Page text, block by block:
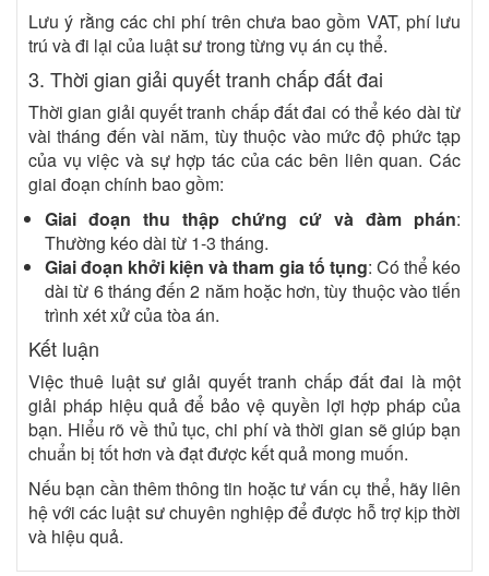
Lưu ý rằng các chi phí trên chưa bao gồm VAT, phí lưu
trú và đi lại của luật sư trong từng vụ án cụ thể.
3. Thời gian giải quyết tranh chấp đất đai
Thời gian giải quyết tranh chấp đất đai có thể kéo dài từ
vài tháng đến vài năm, tùy thuộc vào mức độ phức tạp
của vụ việc và sự hợp tác của các bên liên quan. Các
giai đoạn chính bao gồm:
Giai đoạn thu thập chứng cứ và đàm phán:
Thường kéo dài từ 1-3 tháng.
Giai đoạn khởi kiện và tham gia tố tụng: Có thể kéo
dài từ 6 tháng đến 2 năm hoặc hơn, tùy thuộc vào tiến
trình xét xử của tòa án.
Kết luận
Việc thuê luật sư giải quyết tranh chấp đất đai là một
giải pháp hiệu quả để bảo vệ quyền lợi hợp pháp của
bạn. Hiểu rõ về thủ tục, chi phí và thời gian sẽ giúp bạn
chuẩn bị tốt hơn và đạt được kết quả mong muốn.
Nếu bạn cần thêm thông tin hoặc tư vấn cụ thể, hãy liên
hệ với các luật sư chuyên nghiệp để được hỗ trợ kịp thời
và hiệu quả.